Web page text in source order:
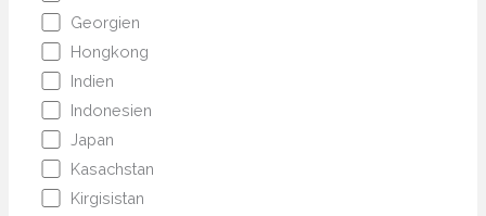
Georgien
Hongkong
Indien
Indonesien
Japan
Kasachstan
Kirgisistan